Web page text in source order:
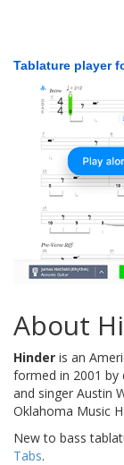
Tablature player
About
Hinder is an
formed in 2001 by
and singer Austin
Oklahoma Music
New to bass
Tabs.